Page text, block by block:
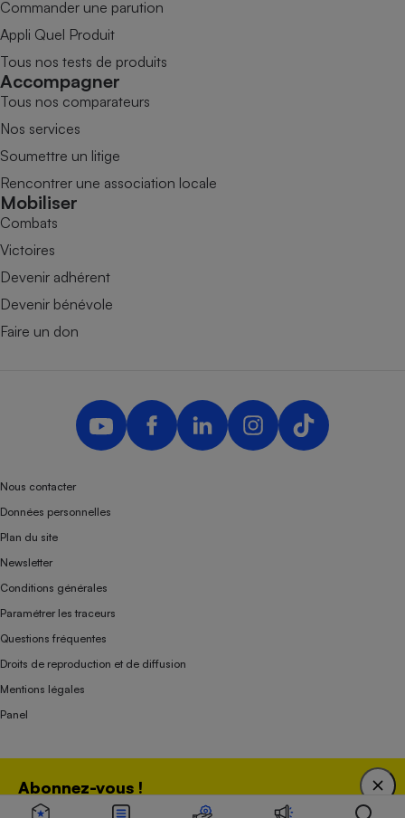
Abonnez-vous !
Commander une parution
Appli Quel Produit
Tous nos tests de produits
Accompagner
Tous nos comparateurs
Nos services
Soumettre un litige
Rencontrer une association locale
Mobiliser
Combats
Victoires
Devenir adhérent
Devenir bénévole
Faire un don
Nous contacter
Données personnelles
Plan du site
Newsletter
Conditions générales
Paramétrer les traceurs
Questions fréquentes
Droits de reproduction et de diffusion
Mentions légales
Panel
Association indépendante de l’État, des syndicats, des producteurs et des
distributeurs depuis 1951.